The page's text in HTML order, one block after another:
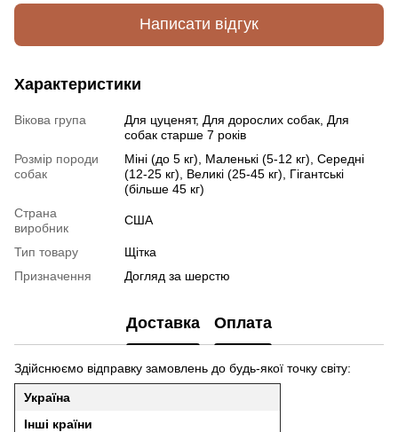
Написати відгук
Характеристики
Вікова група
Для цуценят, Для дорослих собак, Для
собак старше 7 років
Розмір породи
собак
Міні (до 5 кг), Маленькі (5-12 кг), Середні
(12-25 кг), Великі (25-45 кг), Гігантські
(більше 45 кг)
Страна
виробник
США
Тип товару
Щітка
Призначення
Догляд за шерстю
Доставка Оплата
Здійснюємо відправку замовлень до будь-якої точку світу:
Україна
Інші країни